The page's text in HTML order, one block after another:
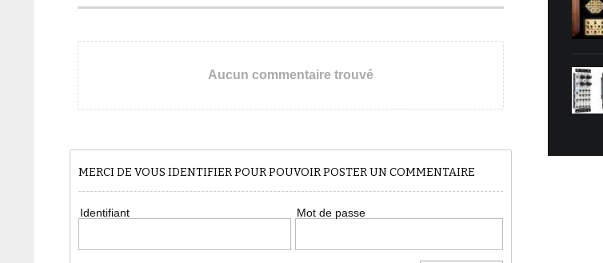
Aucun commentaire trouvé
MERCI DE VOUS IDENTIFIER POUR POUVOIR POSTER UN COMMENTAIRE
Identifiant Mot de passe